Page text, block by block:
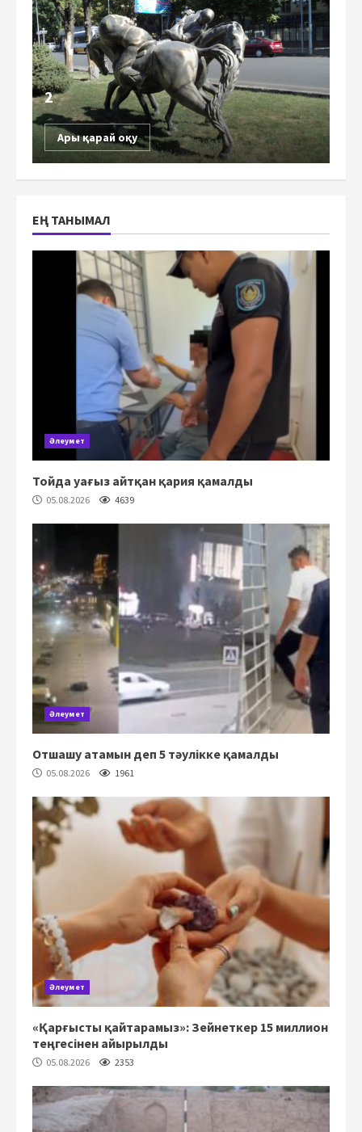
2
Ары қарай оқу
ЕҢ ТАНЫМАЛ
Әлеумет
Тойда уағыз айтқан қария қамалды
05.08.2026 4639
Әлеумет
Отшашу атамын деп 5 тәулікке қамалды
05.08.2026 1961
Әлеумет
«Қарғысты қайтарамыз»: Зейнеткер 15 миллион
теңгесінен айырылды
05.08.2026 2353